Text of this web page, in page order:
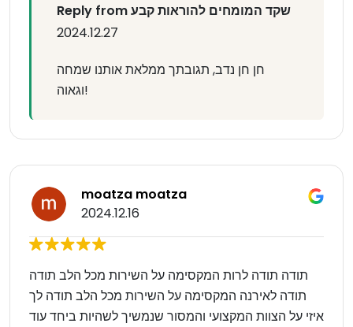
Reply from שקד המומחים להוראות קבע
2024.12.27
חן חן נדב, תגובתך ממלאת אותנו שמחה
וגאוה!
moatza moatza
2024.12.16
תודה תודה לרות המקסימה על השירות מכל הלב תודה
תודה לאירנה המקסימה על השירות מכל הלב תודה לך
איזי על הצוות המקצועי והמסור שנמשיך לשהיות ביחד עוד